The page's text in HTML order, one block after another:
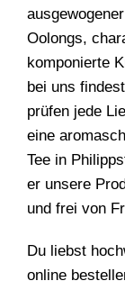
Oolongs,
komponierte
bei uns
prüfen jede
eine
Tee in
er unsere
und frei von
Du liebst
online